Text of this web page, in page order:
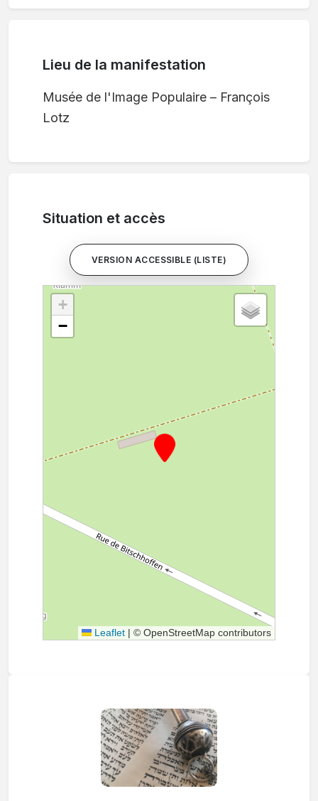
Lieu de la manifestation
Musée de l'Image Populaire – François
Lotz
Situation et accès
VERSION ACCESSIBLE (LISTE)
+
−
Leaflet | © OpenStreetMap contributors